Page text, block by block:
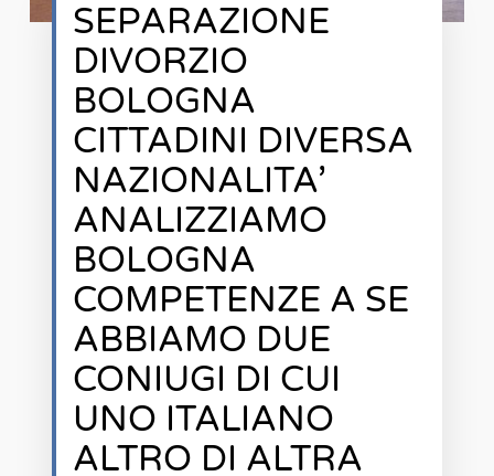
SEPARAZIONE
DIVORZIO
BOLOGNA
CITTADINI DIVERSA
NAZIONALITA’
ANALIZZIAMO
BOLOGNA
COMPETENZE A SE
ABBIAMO DUE
CONIUGI DI CUI
UNO ITALIANO
ALTRO DI ALTRA